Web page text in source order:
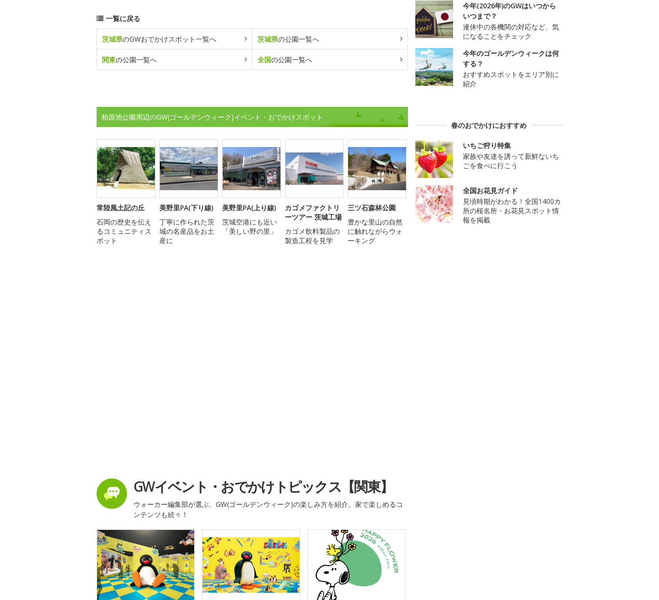
一覧に戻る
茨城県のGWおでかけスポット一覧へ 茨城県の公園一覧へ
関東の公園一覧へ 全国の公園一覧へ
柏原池公園周辺のGW(ゴールデンウィーク)イベント・おでかけスポット
常陸風土記の丘
石岡の歴史を伝え
るコミュニティス
ポット
美野里PA(下り線)
丁寧に作られた茨
城の名産品をお土
産に
美野里PA(上り線)
茨城空港にも近い
「美しい野の里」
カゴメファクトリ
ーツアー 茨城工場
カゴメ飲料製品の
製造工程を見学
三ツ石森林公園
豊かな里山の自然
に触れながらウォ
ーキング
GWイベント・おでかけトピックス【関東】
ウォーカー編集部が選ぶ、GW(ゴールデンウィーク)の楽しみ方を紹介。家で楽しめるコ
ンテンツも続々！
今年(2026年)のGWはいつから
いつまで？
連休中の各機関の対応など、気
になることをチェック
今年のゴールデンウィークは何
する？
おすすめスポットをエリア別に
紹介
春のおでかけにおすすめ
いちご狩り特集
家族や友達を誘って新鮮ないち
ごを食べに行こう
全国お花見ガイド
見頃時期がわかる！全国1400カ
所の桜名所・お花見スポット情
報を掲載